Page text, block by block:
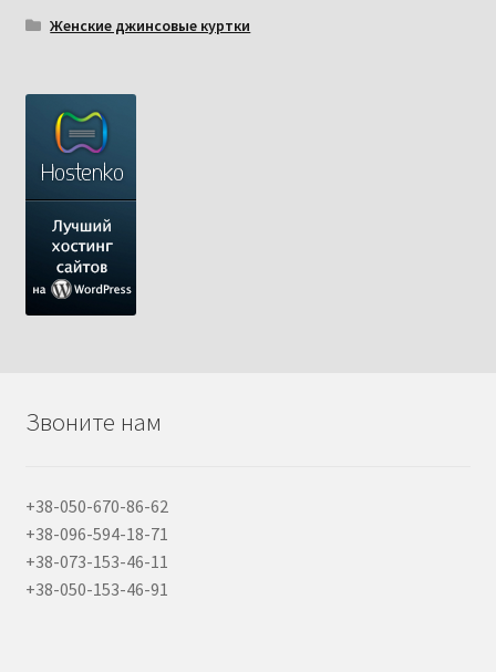
Женские джинсовые куртки
Звоните нам
+38-050-670-86-62
+38-096-594-18-71
+38-073-153-46-11
+38-050-153-46-91